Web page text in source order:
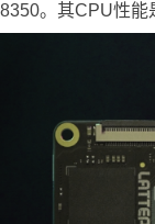
。其CPU性